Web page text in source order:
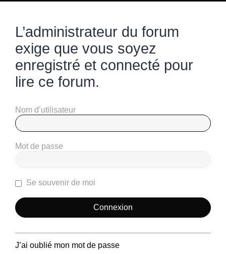
L’administrateur du forum
exige que vous soyez
enregistré et connecté pour
lire ce forum.
Nom d’utilisateur
Mot de passe
Se souvenir de moi
J’ai oublié mon mot de passe